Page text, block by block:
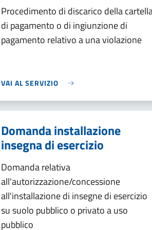
Procedimento di discarico della
di pagamento o di ingiunzione di
pagamento relativo a una violazione
VAI AL SERVIZIO
Domanda installazione
insegna di esercizio
Domanda relativa
all'autorizzazione/concessione
all'installazione di insegne di esercizio
su suolo pubblico o privato a uso
pubblico